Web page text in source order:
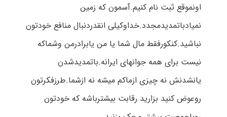
اونموقع ثبت نام کنیم.آسمون که زمین
نمیادباتمدیدمجدد.خداوکیلی انقدردنبال منافع خودتون
نباشید.کنکورفقط مال شما یا من یابرادرمن وشماکه
نیست برای همه جوانهای ایرانه.باتمدیدشدن
یانشدنش نه چیزی ازماکم میشه نه ازشما.طرزفکرتون
روعوض کنید بزارید رقابت بیشترباشه که خودتون